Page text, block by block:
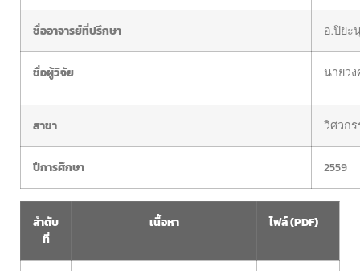
ชื่ออาจารย์ที่ปรึกษา อ.ปิยะ
ชื่อผู้วิจัย นายว
สาขา วิศวก
ปีการศึกษา 2559
ลำดับ
ที่
เนื้อหา ไฟล์ (PDF)